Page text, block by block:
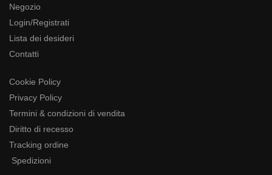
Negozio
Login/Registrati
Lista dei desideri
Contatti
Cookie Policy
Privacy Policy
Termini & condizioni di vendita
Diritto di recesso
Tracking ordine
Spedizioni